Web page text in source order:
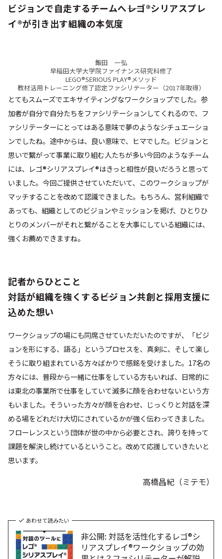
ビジョンで自走するチームへ――レゴ®シリアスプレ
イ®が引き出す組織の本気度
飯田 一弘
早稲田大学大学院ファイナンス研究科修了
LEGO®SERIOUS PLAY®メソッド
教材活用トレーニング修了認定ファシリテーター（2017年取得）
とてもスムーズでエキサイティングなワークショップでした。参
加者が自分で自分たちをファシリテーションしてくれるので、フ
ァシリテーターにとってはある意味で夢のようなシチュエーショ
ンでしたね。途中からは、良い意味で、ヒマでした。ビジョンと
思いで繋がって事業に取り組む人たちが多い今回のようなチーム
には、レゴ®シリアスプレイ®はきっと相性が良いだろうと思って
いました。今回ご提供させていただいて、このワークショップが
マッチすることを改めて認識できました。もちろん、営利組織で
あっても、組織としてのビジョンやミッションを掲げ、ひとりひ
とりのメンバーがそれと繋がることを大事にしている組織には、
強くお薦めできますね。
記者からひとこと
対話が組織を強くする――ビジョン共創と採用支援に
込めた想い
ワークショップの場にも同席させていただいたのですが、「ビジ
ョンを形にする、語る」というプロセスを、真剣に、そして楽し
そうに取り組まれている方々ばかりで感銘を受けました。17名の
方々には、普段から一緒に仕事をしている方もいれば、日常的に
は東北の事業所で仕事をしていて滅多に顔を合わせないという方
もいました。そういった方々が顔を合わせ、じっくりと対話を深
める場をどれだけ大切にされているかが強く伝わってきました。
フローレンスという団体が世の中から必要とされ、誇りを持って
課題を解決し続けているということ。改めて応援していきたいと
思います。
高橋昌紀（ミテモ）
あわせて読みたい
非公開: 対話を活性化するレゴ®シ
リアスプレイ®ワークショップの効